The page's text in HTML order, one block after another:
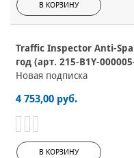
В КОРЗИНУ
Traffic Inspector Anti-
год (арт. 215-B1Y-
Новая подписка
4 753,00 руб.
В КОРЗИНУ